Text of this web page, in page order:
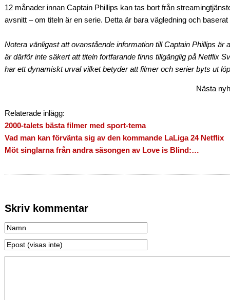
12 månader innan Captain Phillips kan tas bort från
avsnitt – om titeln är en serie. Detta är bara vägledning och baserat
Notera vänligast att ovanstående information till Captain Phillips är
är därför inte säkert att titeln fortfarande finns tillgänglig på Netflix
har ett dynamiskt urval vilket betyder att filmer och serier byts ut
Nästa
Relaterade inlägg:
2000-talets bästa filmer med sport-tema
Vad man kan förvänta sig av den kommande LaLiga 24 Netflix
Möt singlarna från andra säsongen av Love is Blind:…
Skriv kommentar